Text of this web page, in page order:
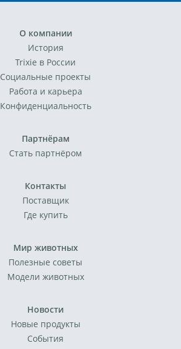
О компании
История
Trixie в России
Социальные проекты
Работа и карьера
Конфиденциальность
Партнёрам
Стать партнёром
Контакты
Поставщик
Где купить
Мир животных
Полезные советы
Модели животных
Новости
Новые продукты
События